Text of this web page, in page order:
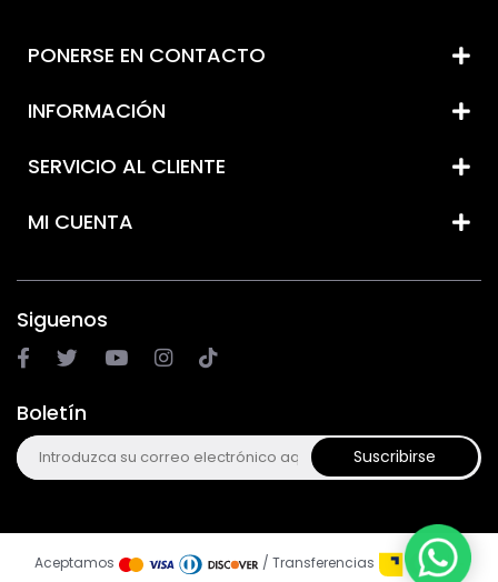
PONERSE EN CONTACTO
INFORMACIÓN
SERVICIO AL CLIENTE
MI CUENTA
Siguenos
Boletín
Suscribirse
Aceptamos / Transferencias